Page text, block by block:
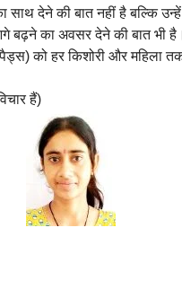
साथ देने की बात नहीं है बल्कि
बढ़ने का अवसर देने की बात भी
को हर किशोरी और महिला
हैं)